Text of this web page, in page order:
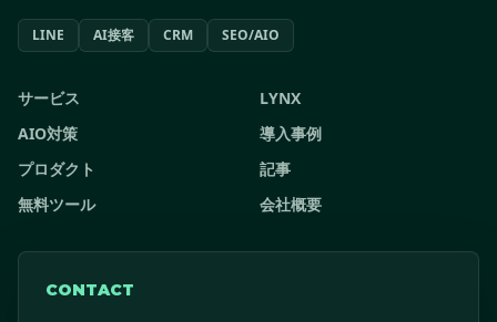
LINE AI接客 CRM SEO/AIO
サービス
LYNX
AIO対策
導入事例
プロダクト
記事
無料ツール
会社概要
CONTACT